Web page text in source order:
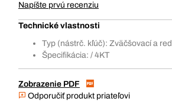
Napíšte prvú recenziu
Technické vlastnosti
Typ (nástrč. kľúč): Zväčšovací a
Špecifikácia: / 4KT
Zobrazenie PDF
Odporučiť produkt priateľovi